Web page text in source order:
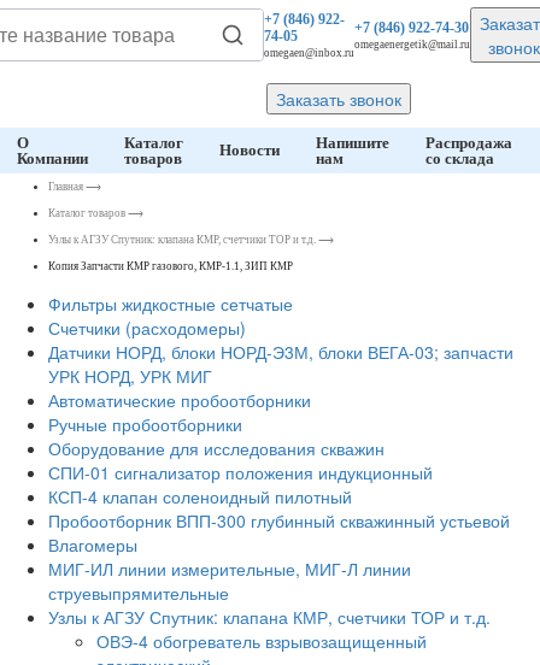
+7 (846)922-
74-05
omegaen@inbox.ru
+7 (846)922-74-30
omegaenergetik@mail.ru
звонок
Заказать звонок
О
Компании
Каталог
товаров
Новости
Напишите
нам
Распродажа
со склада
Главная ⟶
Каталог товаров ⟶
Узлы к АГЗУ Спутник: клапана КМР, счетчики ТОР и т.д. ⟶
Копия Запчасти КМР газового, КМР-1.1, ЗИП КМР
Фильтры жидкостные сетчатые
Счетчики (расходомеры)
Датчики НОРД, блоки НОРД-Э3М, блоки ВЕГА-03; запчасти
УРК НОРД, УРК МИГ
Автоматические пробоотборники
Ручные пробоотборники
Оборудование для исследования скважин
СПИ-01 сигнализатор положения индукционный
КСП-4 клапан соленоидный пилотный
Пробоотборник ВПП-300 глубинный скважинный устьевой
Влагомеры
МИГ-ИЛ линии измерительные, МИГ-Л линии
струевыпрямительные
Узлы к АГЗУ Спутник: клапана КМР, счетчики ТОР и т.д.
ОВЭ-4 обогреватель взрывозащищенный